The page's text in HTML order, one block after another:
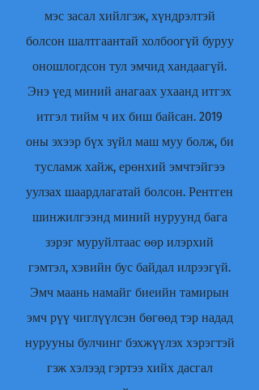
мэс засал хийлгэж, хүндрэлтэй
болсон шалтгаантай холбоогүй буруу
оношлогдсон тул эмчид хандаагүй.
Энэ үед миний анагаах ухаанд итгэх
итгэл тийм ч их биш байсан. 2019
оны эхээр бүх зүйл маш муу болж, би
тусламж хайж, ерөнхий эмчтэйгээ
уулзах шаардлагатай болсон. Рентген
шинжилгээнд миний нуруунд бага
зэрэг муруйлтаас өөр илэрхий
гэмтэл, хэвийн бус байдал илрээгүй.
Эмч маань намайг биеийн тамирын
эмч рүү чиглүүлсэн бөгөөд тэр надад
нурууны булчинг бэхжүүлэх хэрэгтэй
гэж хэлээд гэртээ хийх дасгал